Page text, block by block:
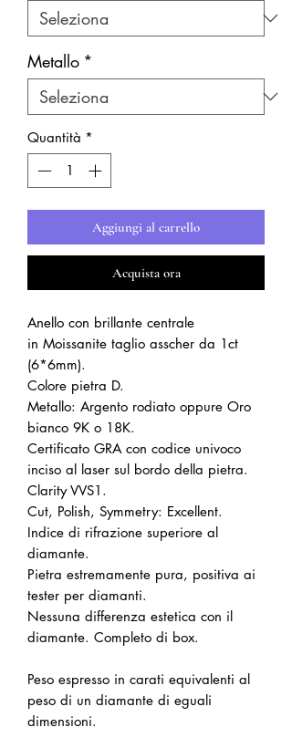
Metallo *
Quantità *
Aggiungi al carrello
Acquista ora
Anello con brillante centrale
in Moissanite taglio asscher da 1ct
(6*6mm).
Colore pietra D.
Metallo: Argento rodiato oppure Oro
bianco 9K o 18K.
Certificato GRA con codice univoco
inciso al laser sul bordo della pietra.
Clarity VVS1.
Cut, Polish, Symmetry: Excellent.
Indice di rifrazione superiore al
diamante.
Pietra estremamente pura, positiva ai
tester per diamanti.
Nessuna differenza estetica con il
diamante. Completo di box.
Peso espresso in carati equivalenti al
peso di un diamante di eguali
dimensioni.